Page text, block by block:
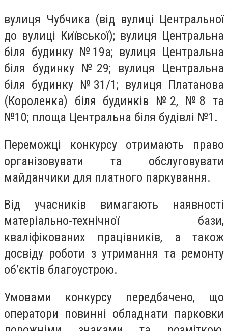
вулиця Чубчика (від вулиці Центральної
до вулиці Київської); вулиця Центральна
біля будинку №19а; вулиця Центральна
біля будинку №29; вулиця Центральна
біля будинку №31/1; вулиця Платанова
(Короленка) біля будинків №2, №8 та
№10; площа Центральна біля будівлі №1.
Переможці конкурсу отримають право
організовувати та обслуговувати
майданчики для платного паркування.
Від учасників вимагають наявності
матеріально-технічної бази,
кваліфікованих працівників, а також
досвіду роботи з утримання та ремонту
об’єктів благоустрою.
Умовами конкурсу передбачено, що
оператори повинні обладнати парковки